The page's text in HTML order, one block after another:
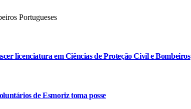
licenciatura em Ciências de Proteção Civil e Bombeiros
de Esmoriz toma posse